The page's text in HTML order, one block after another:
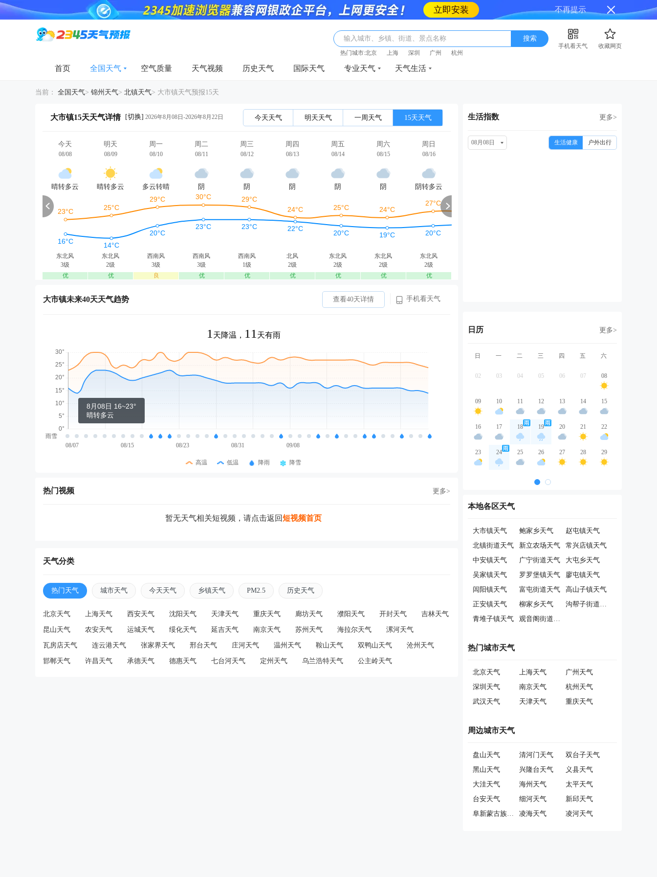
立即安装 不再提示
输入城市、乡镇、街道、景点名称 搜索
手机看天气
收藏网页
热门城市:北京 上海 深圳 广州 杭州
首页 全国天气 空气质量 天气视频 历史天气 国际天气 专业天气 天气生活
当前： 全国天气> 锦州天气> 北镇天气> 大市镇天气预报15天
大市镇15天天气详情 [切换] 2026年8月08日-2026年8月22日 今天天气 明天天气 一周天气 15天天气
今天
08/08
晴转多云
东北风
3级
优
明天
08/09
晴转多云
东北风
2级
优
周一
08/10
多云转晴
西南风
3级
良
周二
08/11
阴
西南风
3级
优
周三
08/12
阴
西南风
1级
优
周四
08/13
阴
北风
2级
优
周五
08/14
阴
东北风
2级
优
周六
08/15
阴
东北风
2级
优
周日
08/16
阴转多云
东北风
2级
优
周一 周三 周四
大市镇未来40天天气趋势 查看40天详情 手机看天气
1 天降温， 11 天有雨
8月08日 16~23°
晴转多云
雨雪
08/07
08/15 08/23 08/31 09/08
高温 低温 降雨 降雪
热门视频 更多>
暂无天气相关短视频，请点击返回短视频首页
天气分类
热门天气 城市天气 今天天气 乡镇天气 PM2.5 历史天气
北京天气 上海天气 西安天气 沈阳天气 天津天气 重庆天气 廊坊天气 濮阳天气 开封天气 吉林天气
昆山天气 农安天气 运城天气 绥化天气 延吉天气 南京天气 苏州天气 海拉尔天气 漯河天气
瓦房店天气 连云港天气 张家界天气 邢台天气 庄河天气 温州天气 鞍山天气 双鸭山天气 沧州天气
邯郸天气 许昌天气 承德天气 德惠天气 七台河天气 定州天气 乌兰浩特天气 公主岭天气
生活指数 更多>
08月08日 生活健康 户外出行
日历 更多>
日 一 二 三 四 五 六
02 03 04 05 06 07 08
09 10 11 12 13 14 15
16 17 18 19 20 21 22
23 24 25 26 27 28 29
本地各区天气
大市镇天气 鲍家乡天气
赵屯镇天气
北镇街道天气
新立农场天气
常兴店镇天气
中安镇天气
广宁街道天气
大屯乡天气
吴家镇天气
罗罗堡镇天气
廖屯镇天气
闾阳镇天气
富屯街道天气
高山子镇天气
正安镇天气
柳家乡天气
沟帮子街道天气
青堆子镇天气
观音阁街道天气
热门城市天气
北京天气 上海天气
广州天气
深圳天气
南京天气
杭州天气
武汉天气
天津天气 重庆天气
周边城市天气
盘山天气 清河门天气
双台子天气
黑山天气
兴隆台天气
义县天气
大洼天气
海州天气
太平天气
台安天气
细河天气
新邱天气
阜新蒙古族自治县天气
凌海天气 凌河天气